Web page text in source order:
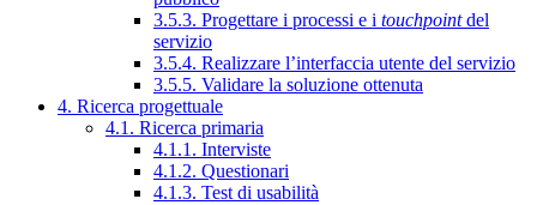
3.5.3. Progettare i processi e i touchpointdel
servizio
3.5.4. Realizzare l’interfaccia utente del servizio
3.5.5. Validare la soluzione ottenuta
4. Ricerca progettuale
4.1. Ricerca primaria
4.1.1. Interviste
4.1.2. Questionari
4.1.3. Test di usabilità